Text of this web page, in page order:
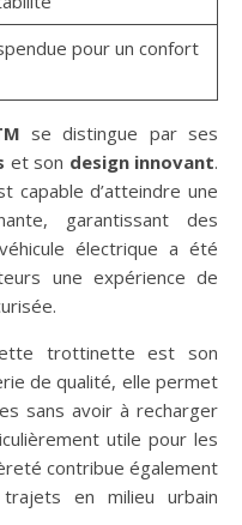
pour un confort
se distingue par ses
et son design innovant.
capable d’atteindre une
garantissant des
électrique a été
une expérience de
trottinette est son
de qualité, elle permet
sans avoir à recharger
utile pour les
contribue également
en milieu urbain